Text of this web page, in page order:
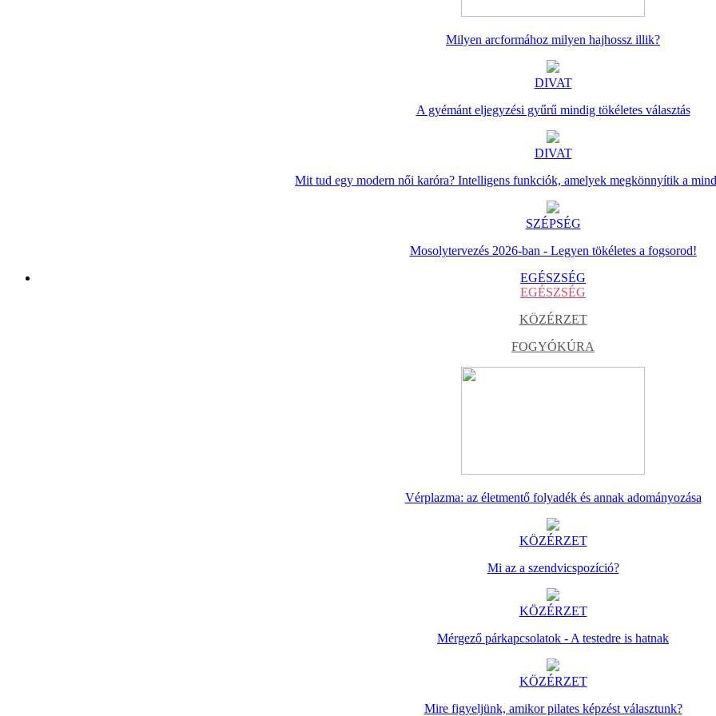
Milyen arcformához milyen hajhossz illik?
DIVAT
A gyémánt eljegyzési gyűrű mindig tökéletes választás
DIVAT
Mit tud egy modern női karóra? Intelligens funkciók, amelyek megkönnyítik a
SZÉPSÉG
Mosolytervezés 2026-ban - Legyen tökéletes a fogsorod!
EGÉSZSÉG
EGÉSZSÉG
KÖZÉRZET
FOGYÓKÚRA
Vérplazma: az életmentő folyadék és annak adományozása
KÖZÉRZET
Mi az a szendvicspozíció?
KÖZÉRZET
Mérgező párkapcsolatok - A testedre is hatnak
KÖZÉRZET
Mire figyeljünk, amikor pilates képzést választunk?